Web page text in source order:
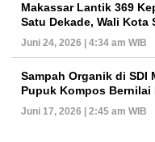
Makassar Lantik 369
Satu Dekade, Wali Kota
Juni 24, 2026 | 4:34 am WIB
Sampah Organik di SDI
Pupuk Kompos Bernilai
Juni 17, 2026 | 2:45 am WIB